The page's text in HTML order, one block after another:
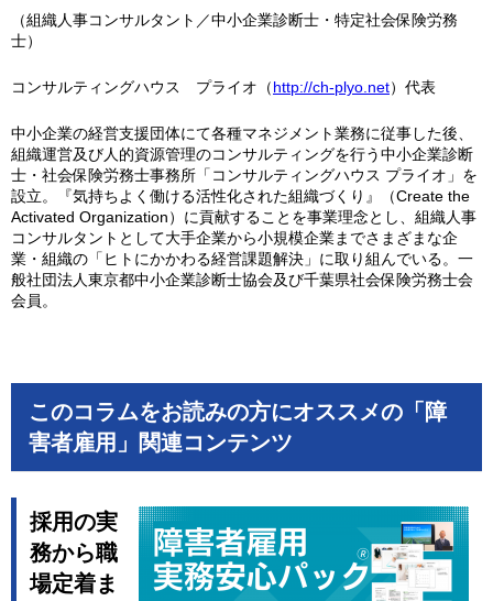
（組織人事コンサルタント／中小企業診断士・特定社会保険労務
士）
コンサルティングハウス プライオ（http://ch-plyo.net）代表
中小企業の経営支援団体にて各種マネジメント業務に従事した後、
組織運営及び人的資源管理のコンサルティングを行う中小企業診断
士・社会保険労務士事務所「コンサルティングハウス プライオ」を
設立。『気持ちよく働ける活性化された組織づくり』（Create the
Activated Organization）に貢献することを事業理念とし、組織人事
コンサルタントとして大手企業から小規模企業までさまざまな企
業・組織の「ヒトにかかわる経営課題解決」に取り組んでいる。一
般社団法人東京都中小企業診断士協会及び千葉県社会保険労務士会
会員。
このコラムをお読みの方にオススメの「障
害者雇用」関連コンテンツ
採用の実
務から職
場定着ま